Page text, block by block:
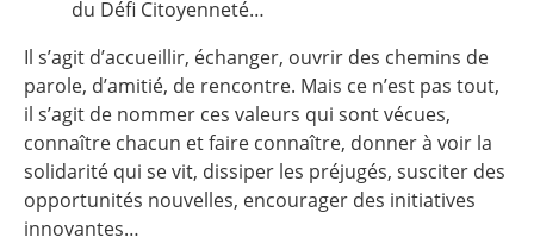
du Défi Citoyenneté…
Il s’agit d’accueillir, échanger, ouvrir des chemins de
parole, d’amitié, de rencontre. Mais ce n’est pas tout,
il s’agit de nommer ces valeurs qui sont vécues,
connaître chacun et faire connaître, donner à voir la
solidarité qui se vit, dissiper les préjugés, susciter des
opportunités nouvelles, encourager des initiatives
innovantes…